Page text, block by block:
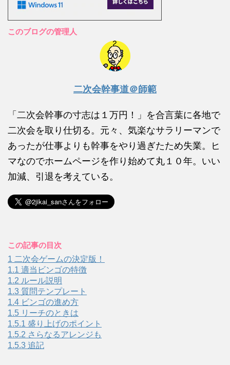
このブログの管理人
二次会幹事道＠師範
「二次会幹事の寸志は１万円！」を合言葉に各地で
二次会を取り仕切る。元々、気楽なサラリーマンで
あったが仕事よりも幹事をやり過ぎたため失業。ヒ
マなのでホームページを作り始めて丸１０年。いい
加減、引退を考えている。
この記事の目次
1 二次会ゲームの決定版！
1.1 適当ビンゴの特徴
1.2 ルール説明
1.3 質問テンプレート
1.4 ビンゴの進め方
1.5 リーチのときは
1.5.1 盛り上げのポイント
1.5.2 さらなるアレンジも
1.5.3 追記